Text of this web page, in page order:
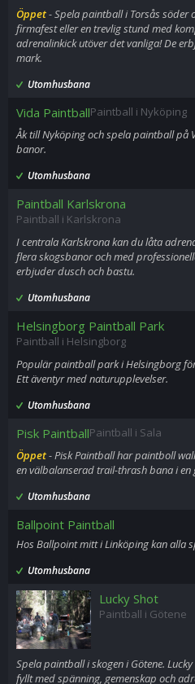
Öppet- Spela paintball i Torsås söder
firmafest eller en trevlig stund med
adrenalinkick utöver det vanliga! De
mark.
Utomhusbana
Vida PaintballPaintball i Nyköping
Åk till Nyköping och spela paintball på
banor.
Utomhusbana
Paintball Karlskrona
Paintball i Karlskrona
I centrala Karlskrona kan du låta
flera skogsbanor och med
erbjuder dusch och bastu.
Utomhusbana
Helsingborg Paintball Park
Paintball i Helsingborg
Populär paintball park i Helsingborg
Ett äventyr med naturupplevelser.
Utomhusbana
Pisk PaintballPaintball i Sala
Öppet- Pisk Paintball har paintboll
en välbalanserad trail-thrash bana i
Utomhusbana
Ballpoint Paintball
Hos Ballpoint mitt i Linköping kan alla
Utomhusbana
Lucky Shot
Paintball i Götene
Spela paintball i skogen i Götene.
fyllt med spänning, gemenskap och